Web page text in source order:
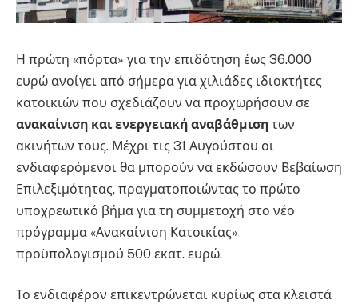
Η πρώτη «πόρτα» για την επιδότηση έως 36.000
ευρώ ανοίγει από σήμερα για χιλιάδες ιδιοκτήτες
κατοικιών που σχεδιάζουν να προχωρήσουν σε
ανακαίνιση και ενεργειακή αναβάθμιση των
ακινήτων τους. Μέχρι τις 31 Αυγούστου οι
ενδιαφερόμενοι θα μπορούν να εκδώσουν Βεβαίωση
Επιλεξιμότητας, πραγματοποιώντας το πρώτο
υποχρεωτικό βήμα για τη συμμετοχή στο νέο
πρόγραμμα «Ανακαίνιση Κατοικίας»
προϋπολογισμού 500 εκατ. ευρώ.
Το ενδιαφέρον επικεντρώνεται κυρίως στα κλειστά